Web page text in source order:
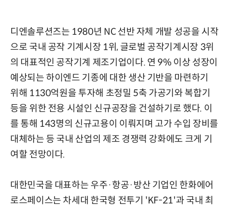
디엔솔루션즈는 1980년 NC 선반 자체 개발 성공을 시작
으로 국내 공작 기계시장 1위, 글로벌 공작기계시장 3위
의 대표적인 공작기계 제조기업이다. 연 9% 이상 성장이
예상되는 하이엔드 기종에 대한 생산 기반을 마련하기
위해 1130억원을 투자해 초정밀 5축 가공기와 복합기
등을 위한 전용 시설인 신규공장을 건설하기로 했다. 이
를 통해 143명의 신규고용이 이뤄지며 고가 수입 장비를
대체하는 등 국내 산업의 제조 경쟁력 강화에도 크게 기
여할 전망이다.
대한민국을 대표하는 우주·항공·방산 기업인 한화에어
로스페이스는 차세대 한국형 전투기 'KF-21'과 국내 최